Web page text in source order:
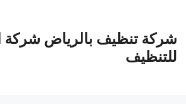
شركة تنظيف بالرياض شركة
للتنظيف